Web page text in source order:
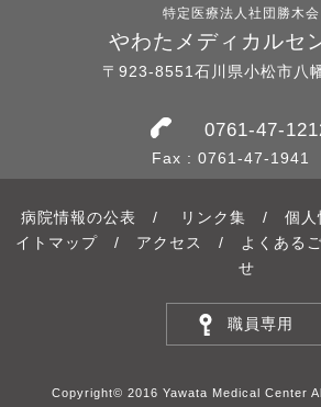
特定医療法人社団勝木会
やわたメディカルセ
〒923-8551石川県小松市八
0761-47-
Fax : 0761-47-1941
病院情報の公表 / リンク集 / 個人
イトマップ / アクセス / よくある
せ
職員専用
Copyright© 2016 Yawata Medical Center